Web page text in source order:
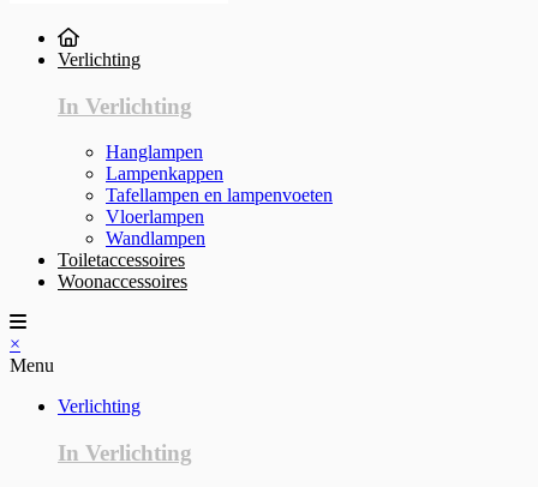
Verlichting
In Verlichting
Hanglampen
Lampenkappen
Tafellampen en lampenvoeten
Vloerlampen
Wandlampen
Toiletaccessoires
Woonaccessoires
×
Menu
Verlichting
In Verlichting